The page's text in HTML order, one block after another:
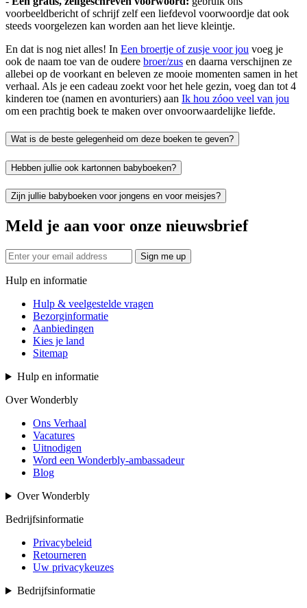
voorbeeldbericht of schrijf zelf een liefdevol voorwoordje dat ook
steeds voorgelezen kan worden aan het lieve kleintje.
En dat is nog niet alles! In Een broertje of zusje voor jou voeg je
ook de naam toe van de oudere broer/zus en daarna verschijnen ze
allebei op de voorkant en beleven ze mooie momenten samen in het
verhaal. Als je een cadeau zoekt voor het hele gezin, voeg dan tot 4
kinderen toe (namen en avonturiers) aan Ik hou zóoo veel van jou
om een prachtig boek te maken over onvoorwaardelijke liefde.
Wat is de beste gelegenheid om deze boeken te geven?
Hebben jullie ook kartonnen babyboeken?
Zijn jullie babyboeken voor jongens en voor meisjes?
Meld je aan voor onze nieuwsbrief
Sign me up
Hulp en informatie
Hulp & veelgestelde vragen
Bezorginformatie
Aanbiedingen
Kies je land
Sitemap
Hulp en informatie
Over Wonderbly
Ons Verhaal
Vacatures
Uitnodigen
Word een Wonderbly-ambassadeur
Blog
Over Wonderbly
Bedrijfsinformatie
Privacybeleid
Retourneren
Uw privacykeuzes
Bedrijfsinformatie